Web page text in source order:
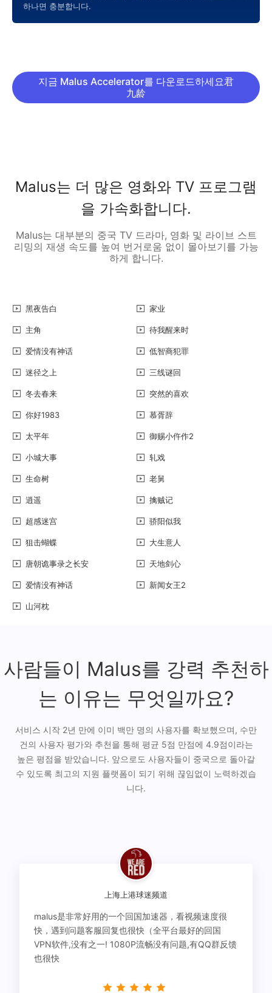
하나면 충분합니다.
지금 Malus Accelerator를 다운로드하세요君
九龄
Malus는 더 많은 영화와 TV 프로그램
을 가속화합니다.
Malus는 대부분의 중국 TV 드라마, 영화 및 라이브 스트
리밍의 재생 속도를 높여 번거로움 없이 몰아보기를 가능
하게 합니다.
黑夜告白 家业
主角 待我醒来时
爱情没有神话 低智商犯罪
迷径之上 三线谜回
冬去春来 突然的喜欢
你好1983 慕胥辞
太平年 御赐小仵作2
小城大事 轧戏
生命树 老舅
逍遥 擒贼记
超感迷宫 骄阳似我
狙击蝴蝶 大生意人
唐朝诡事录之长安 天地剑心
爱情没有神话 新闻女王2
山河枕
사람들이 Malus를 강력 추천하
는 이유는 무엇일까요?
서비스 시작 2년 만에 이미 백만 명의 사용자를 확보했으며, 수만
건의 사용자 평가와 추천을 통해 평균 5점 만점에 4.9점이라는
높은 평점을 받았습니다. 앞으로도 사용자들이 중국으로 돌아갈
수 있도록 최고의 지원 플랫폼이 되기 위해 끊임없이 노력하겠습
니다.
上海上港球迷频道
malus是非常好用的一个回国加速器，看视频速度很
快，遇到问题客服回复也很快（全平台最好的回国
VPN软件,没有之一! 1080P流畅没有问题,有QQ群反馈
也很快